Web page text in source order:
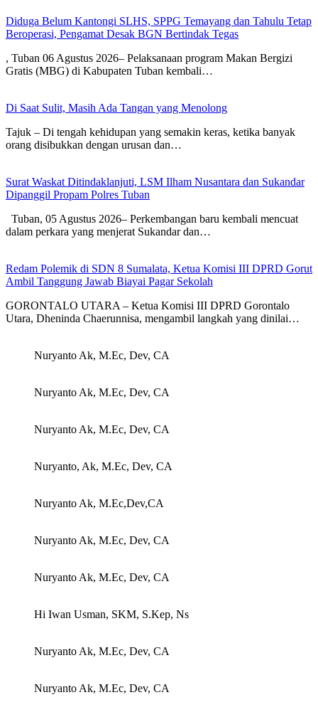
Diduga Belum Kantongi SLHS, SPPG Temayang dan Tahulu Tetap
Beroperasi, Pengamat Desak BGN Bertindak Tegas
, Tuban 06 Agustus 2026– Pelaksanaan program Makan Bergizi
Gratis (MBG) di Kabupaten Tuban kembali…
Di Saat Sulit, Masih Ada Tangan yang Menolong
Tajuk – Di tengah kehidupan yang semakin keras, ketika banyak
orang disibukkan dengan urusan dan…
Surat Waskat Ditindaklanjuti, LSM Ilham Nusantara dan Sukandar
Dipanggil Propam Polres Tuban
Tuban, 05 Agustus 2026– Perkembangan baru kembali mencuat
dalam perkara yang menjerat Sukandar dan…
Redam Polemik di SDN 8 Sumalata, Ketua Komisi III DPRD Gorut
Ambil Tanggung Jawab Biayai Pagar Sekolah
GORONTALO UTARA – Ketua Komisi III DPRD Gorontalo
Utara, Dheninda Chaerunnisa, mengambil langkah yang dinilai…
Nuryanto Ak, M.Ec, Dev, CA
Nuryanto Ak, M.Ec, Dev, CA
Nuryanto Ak, M.Ec, Dev, CA
Nuryanto, Ak, M.Ec, Dev, CA
Nuryanto Ak, M.Ec,Dev,CA
Nuryanto Ak, M.Ec, Dev, CA
Nuryanto Ak, M.Ec, Dev, CA
Hi Iwan Usman, SKM, S.Kep, Ns
Nuryanto Ak, M.Ec, Dev, CA
Nuryanto Ak, M.Ec, Dev, CA